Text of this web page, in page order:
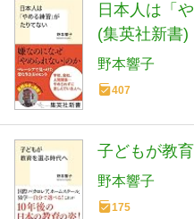
日本人は「
(集英社新書)
野本響子
407
子どもが教
野本響子
175